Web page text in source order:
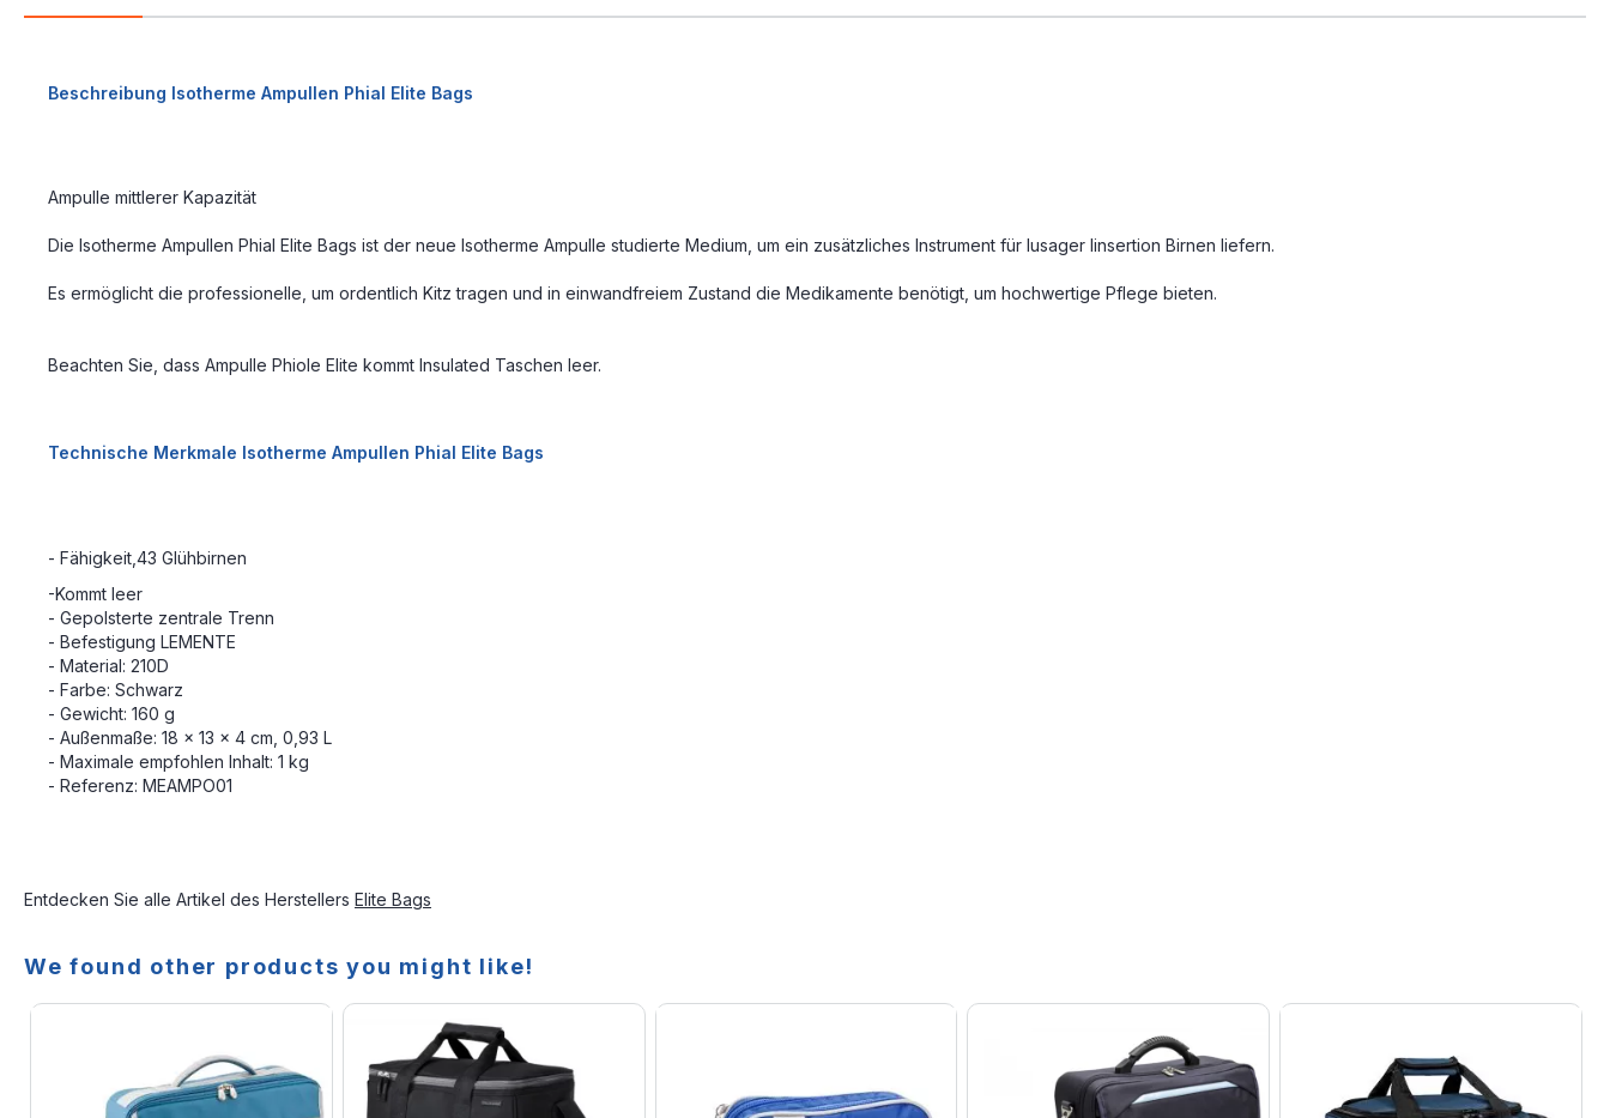
Beschreibung Isotherme Ampullen Phial Elite Bags
Ampulle mittlerer Kapazität
Die Isotherme Ampullen Phial Elite Bags ist der neue Isotherme Ampulle studierte Medium, um ein zusätzliches Instrument für lusager linsertion Birnen liefern.
Es ermöglicht die professionelle, um ordentlich Kitz tragen und in einwandfreiem Zustand die Medikamente benötigt, um hochwertige Pflege bieten.
Beachten Sie, dass Ampulle Phiole Elite kommt Insulated Taschen leer.
Technische Merkmale Isotherme Ampullen Phial Elite Bags
- Fähigkeit, 43 Glühbirnen
-Kommt leer
- Gepolsterte zentrale Trenn
- Befestigung LEMENTE
- Material: 210D
- Farbe: Schwarz
- Gewicht: 160 g
- Außenmaße: 18 x 13 x 4 cm, 0,93 L
- Maximale empfohlen Inhalt: 1 kg
- Referenz: MEAMPO01
Entdecken Sie alle Artikel des Herstellers Elite Bags
We found other products you might like!